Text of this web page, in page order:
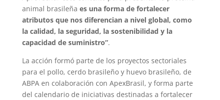
animal brasileña es una forma de fortalecer
atributos que nos diferencian a nivel global, como
la calidad, la seguridad, la sostenibilidad y la
capacidad de suministro”.
La acción formó parte de los proyectos sectoriales
para el pollo, cerdo brasileño y huevo brasileño, de
ABPA en colaboración con ApexBrasil, y forma parte
del calendario de iniciativas destinadas a fortalecer